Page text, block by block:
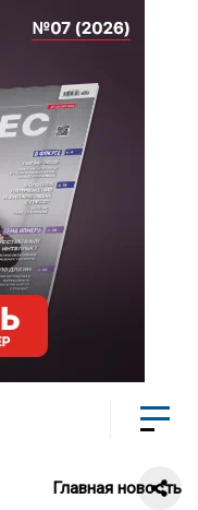
Главная новость